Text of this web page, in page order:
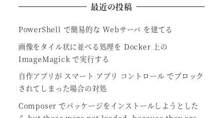
最近の投稿
PowerShell で簡易的な Webサーバ を建てる
画像をタイル状に並べる処理を Docker 上の
ImageMagick で実行する
自作アプリが スマート アプリ コントロール でブロック
されてしまった場合の対処
Composer でパッケージをインストールしようとした